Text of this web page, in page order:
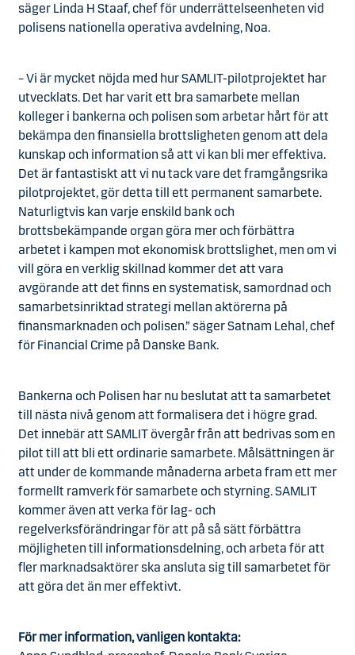
säger Linda H Staaf, chef för underrättelseenheten vid
polisens nationella operativa avdelning, Noa.
– Vi är mycket nöjda med hur SAMLIT-pilotprojektet har
utvecklats. Det har varit ett bra samarbete mellan
kolleger i bankerna och polisen som arbetar hårt för att
bekämpa den finansiella brottsligheten genom att dela
kunskap och information så att vi kan bli mer effektiva.
Det är fantastiskt att vi nu tack vare det framgångsrika
pilotprojektet, gör detta till ett permanent samarbete.
Naturligtvis kan varje enskild bank och
brottsbekämpande organ göra mer och förbättra
arbetet i kampen mot ekonomisk brottslighet, men om vi
vill göra en verklig skillnad kommer det att vara
avgörande att det finns en systematisk, samordnad och
samarbetsinriktad strategi mellan aktörerna på
finansmarknaden och polisen.” säger Satnam Lehal, chef
för Financial Crime på Danske Bank.
Bankerna och Polisen har nu beslutat att ta samarbetet
till nästa nivå genom att formalisera det i högre grad.
Det innebär att SAMLIT övergår från att bedrivas som en
pilot till att bli ett ordinarie samarbete. Målsättningen är
att under de kommande månaderna arbeta fram ett mer
formellt ramverk för samarbete och styrning. SAMLIT
kommer även att verka för lag- och
regelverksförändringar för att på så sätt förbättra
möjligheten till informationsdelning, och arbeta för att
fler marknadsaktörer ska ansluta sig till samarbetet för
att göra det än mer effektivt.
För mer information, vänligen kontakta: